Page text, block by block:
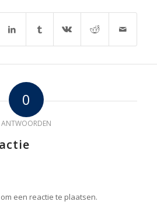
0
ANTWOORDEN
om een reactie te plaatsen.